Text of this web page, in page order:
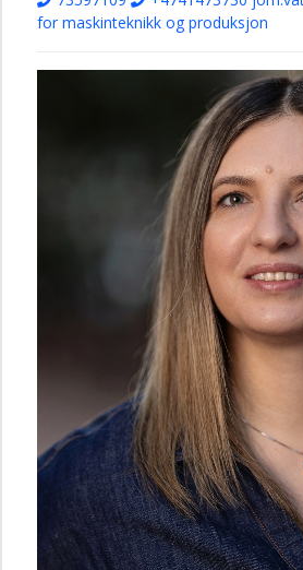
for maskinteknikk og produksjon